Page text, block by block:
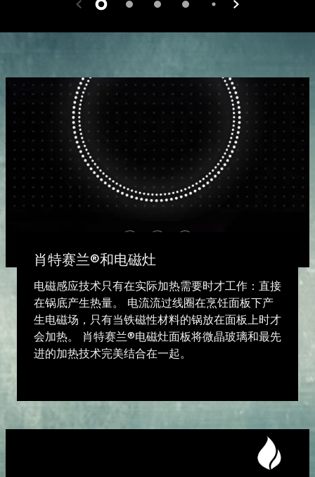
肖特赛兰®和电磁灶
电磁感应技术只有在实际加热需要时才工作：直接
在锅底产生热量。 电流流过线圈在烹饪面板下产
生电磁场，只有当铁磁性材料的锅放在面板上时才
会加热。 肖特赛兰®电磁灶面板将微晶玻璃和最先
进的加热技术完美结合在一起。